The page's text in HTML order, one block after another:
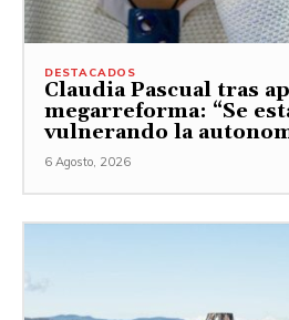
DESTACADOS
Claudia Pascual tras
megarreforma: “Se
vulnerando la
6 Agosto, 2026